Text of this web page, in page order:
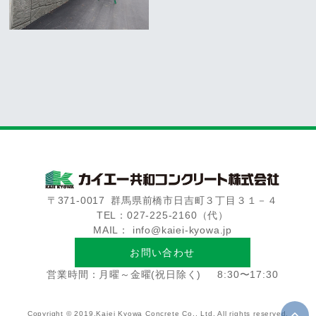
〒371-0017
群馬県前橋市日吉町３丁目３１－４
TEL：027-225-2160（代）
MAIL： info@kaiei-kyowa.jp
お問い合わせ
営業時間：月曜～金曜(祝日除く)
8:30〜17:30
Copyright © 2019.Kaiei Kyowa Concrete Co., Ltd. All rights reserved.